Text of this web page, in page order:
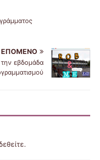
ΕΠΌΜΕΝΟ
την εβδομάδα
.